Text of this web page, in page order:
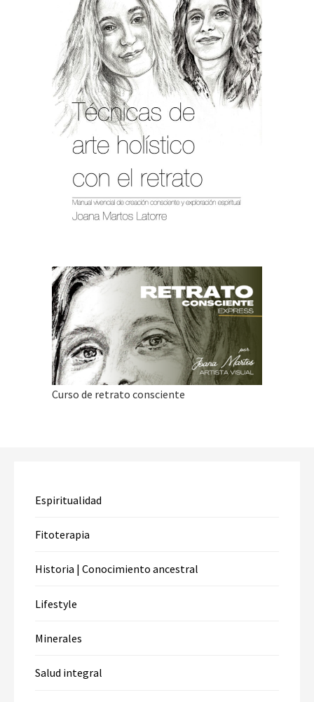
Curso de retrato consciente
Espiritualidad
Fitoterapia
Historia | Conocimiento ancestral
Lifestyle
Minerales
Salud integral